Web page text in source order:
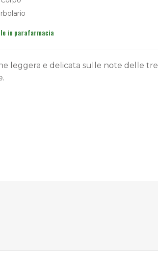
leggera e delicata sulle note delle tre